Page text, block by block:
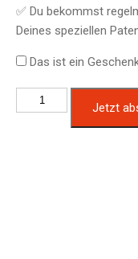
✅ Du bekommst
Deines speziellen
Das ist ein
Hundepatenschaft
für
Jetzt